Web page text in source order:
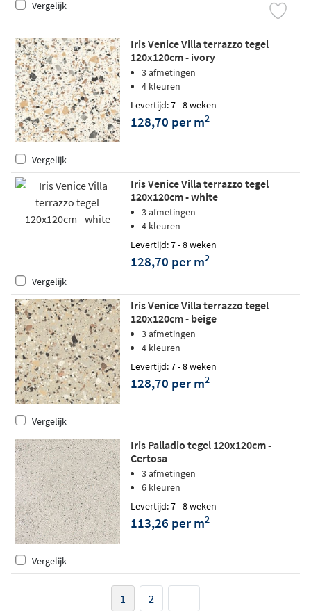
Vergelijk
Iris Venice Villa terrazzo tegel
120x120cm - ivory
3 afmetingen
4 kleuren
Levertijd: 7 - 8 weken
128,70 per m2
Vergelijk
Iris Venice Villa terrazzo tegel
120x120cm - white
3 afmetingen
4 kleuren
Levertijd: 7 - 8 weken
128,70 per m2
Vergelijk
Iris Venice Villa terrazzo tegel
120x120cm - beige
3 afmetingen
4 kleuren
Levertijd: 7 - 8 weken
128,70 per m2
Vergelijk
Iris Palladio tegel 120x120cm -
Certosa
3 afmetingen
6 kleuren
Levertijd: 7 - 8 weken
113,26 per m2
Vergelijk
1 2